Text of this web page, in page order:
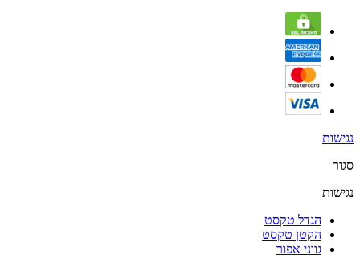
נגישות
סגור
נגישות
הגדל טקסט
הקטן טקסט
גווני אפור